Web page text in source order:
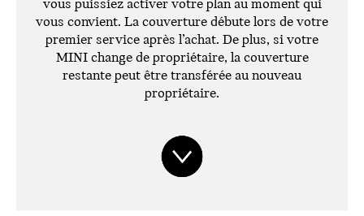
vous puissiez activer votre plan au moment qui
vous convient. La couverture débute lors de votre
premier service après l’achat. De plus, si votre
MINI change de propriétaire, la couverture
restante peut être transférée au nouveau
propriétaire.